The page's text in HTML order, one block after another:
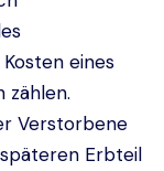
eines
zählen.
Verstorbene
Erbteil